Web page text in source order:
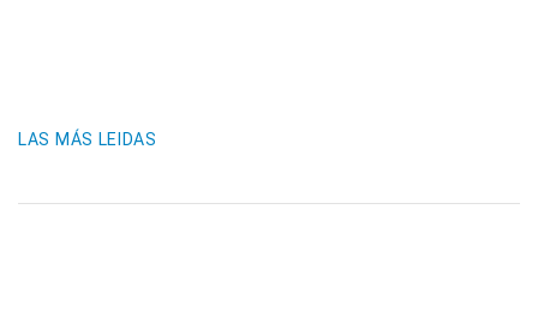
LAS MÁS LEIDAS